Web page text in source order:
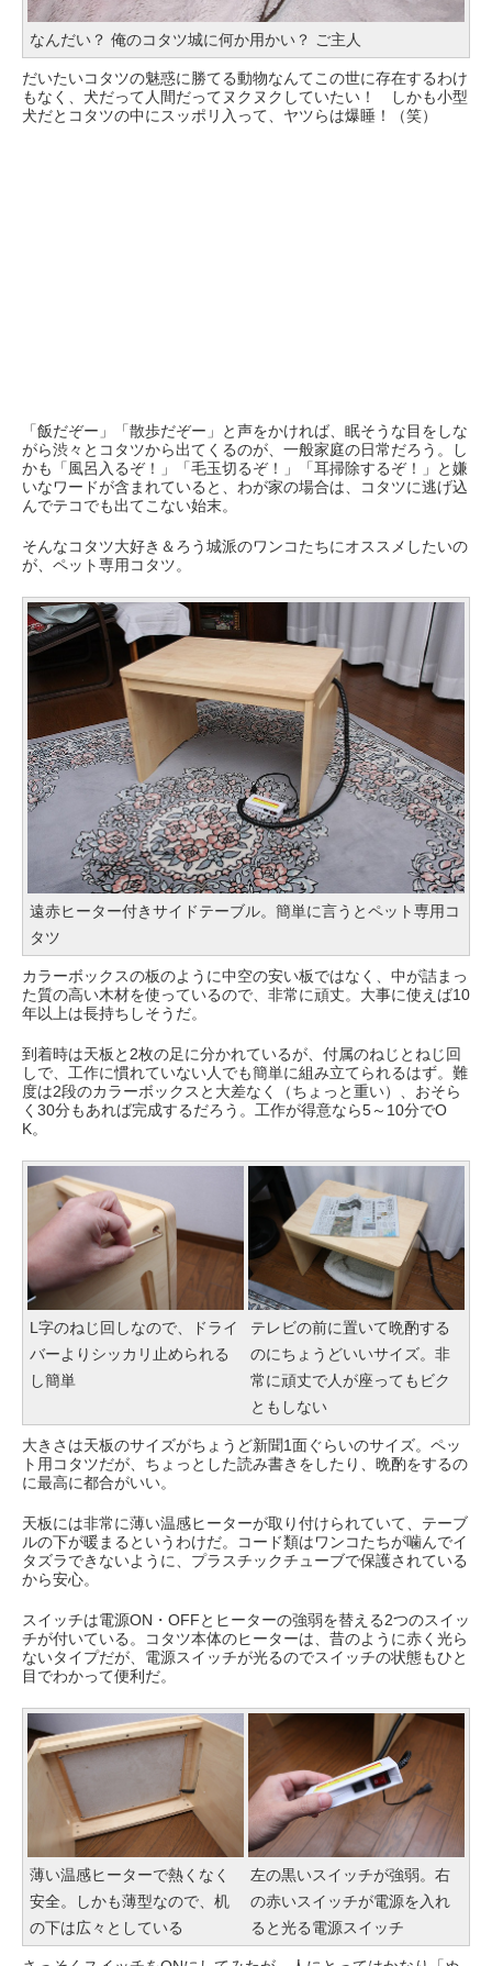
なんだい？ 俺のコタツ城に何か用かい？ ご主人
だいたいコタツの魅惑に勝てる動物なんてこの世に存在するわけ
もなく、犬だって人間だってヌクヌクしていたい！ しかも小型
犬だとコタツの中にスッポリ入って、ヤツらは爆睡！（笑）
「飯だぞー」「散歩だぞー」と声をかければ、眠そうな目をしな
がら渋々とコタツから出てくるのが、一般家庭の日常だろう。し
かも「風呂入るぞ！」「毛玉切るぞ！」「耳掃除するぞ！」と嫌
いなワードが含まれていると、わが家の場合は、コタツに逃げ込
んでテコでも出てこない始末。
そんなコタツ大好き＆ろう城派のワンコたちにオススメしたいの
が、ペット専用コタツ。
遠赤ヒーター付きサイドテーブル。簡単に言うとペット専用コ
タツ
カラーボックスの板のように中空の安い板ではなく、中が詰まっ
た質の高い木材を使っているので、非常に頑丈。大事に使えば10
年以上は長持ちしそうだ。
到着時は天板と2枚の足に分かれているが、付属のねじとねじ回
しで、工作に慣れていない人でも簡単に組み立てられるはず。難
度は2段のカラーボックスと大差なく（ちょっと重い）、おそら
く30分もあれば完成するだろう。工作が得意なら5～10分でO
K。
L字のねじ回しなので、ドライ
バーよりシッカリ止められる
し簡単
テレビの前に置いて晩酌する
のにちょうどいいサイズ。非
常に頑丈で人が座ってもビク
ともしない
大きさは天板のサイズがちょうど新聞1面ぐらいのサイズ。ペッ
ト用コタツだが、ちょっとした読み書きをしたり、晩酌をするの
に最高に都合がいい。
天板には非常に薄い温感ヒーターが取り付けられていて、テーブ
ルの下が暖まるというわけだ。コード類はワンコたちが噛んでイ
タズラできないように、プラスチックチューブで保護されている
から安心。
スイッチは電源ON・OFFとヒーターの強弱を替える2つのスイッ
チが付いている。コタツ本体のヒーターは、昔のように赤く光ら
ないタイプだが、電源スイッチが光るのでスイッチの状態もひと
目でわかって便利だ。
薄い温感ヒーターで熱くなく
安全。しかも薄型なので、机
の下は広々としている
左の黒いスイッチが強弱。右
の赤いスイッチが電源を入れ
ると光る電源スイッチ